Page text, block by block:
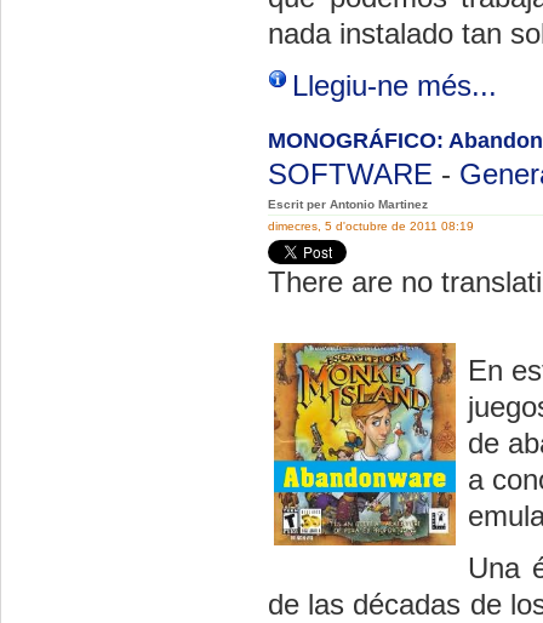
nada instalado tan
Llegiu-ne més...
MONOGRÁFICO:
SOFTWARE -
Escrit per Antonio Martinez
dimecres, 5 d'octubre de 2011 08:19
There are no
En
de
a
Una
de las décadas de